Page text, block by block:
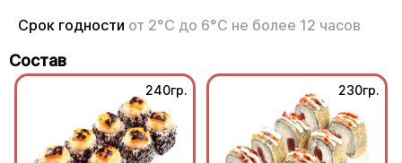
Срок годности от 2°С до 6°С не более 12 часов
Состав
240гр. 230гр.